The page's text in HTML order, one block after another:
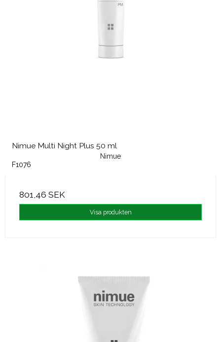
Nimue Multi Night Plus 50 ml
Nimue
F1076
801,46 SEK
Visa produkten